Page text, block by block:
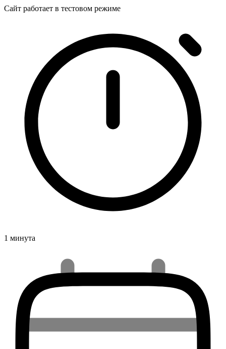
Сайт работает в тестовом режиме
1 минута